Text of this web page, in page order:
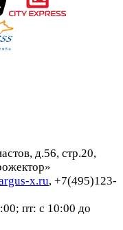
д.56, стр.20,
x.ru, +7(495)123-
пт: с 10:00 до